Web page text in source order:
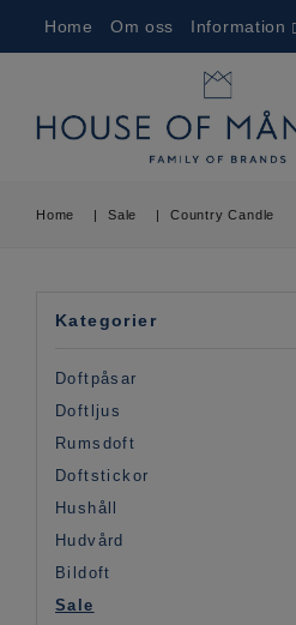
Home Om oss Information
Home Sale Country Candle
Kategorier
Doftpåsar
Doftljus
Rumsdoft
Doftstickor
Hushåll
Hudvård
Bildoft
Sale